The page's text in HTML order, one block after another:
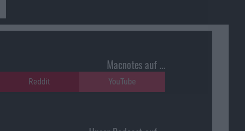
Macnotes auf …
Reddit YouTube